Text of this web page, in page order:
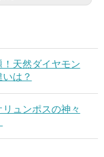
天然ダイヤモン
は？
リュンポスの神々